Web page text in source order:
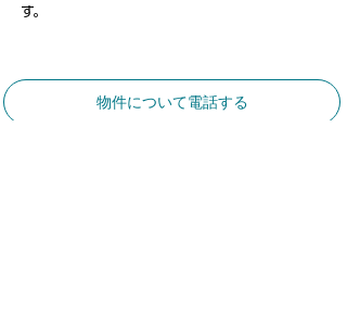
す。
物件について電話する